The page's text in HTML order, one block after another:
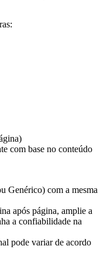
com base no conteúdo
Genérico) com a mesma
após página, amplie a
a confiabilidade na
pode variar de acordo